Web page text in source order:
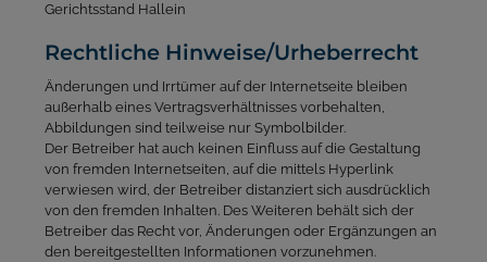
Gerichtsstand Hallein
Rechtliche Hinweise/Urheberrecht
Änderungen und Irrtümer auf der Internetseite bleiben
außerhalb eines Vertragsverhältnisses vorbehalten,
Abbildungen sind teilweise nur Symbolbilder.
Der Betreiber hat auch keinen Einfluss auf die Gestaltung
von fremden Internetseiten, auf die mittels Hyperlink
verwiesen wird, der Betreiber distanziert sich ausdrücklich
von den fremden Inhalten. Des Weiteren behält sich der
Betreiber das Recht vor, Änderungen oder Ergänzungen an
den bereitgestellten Informationen vorzunehmen.